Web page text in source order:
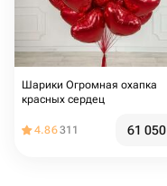
Шарики Огромная охапка
красных сердец
4.86311 61 050